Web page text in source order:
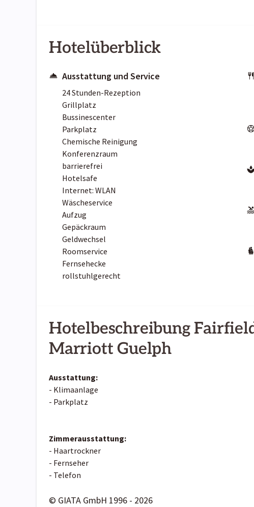
Hotelüberblick
Ausstattung und Service
24 Stunden-Rezeption
Grillplatz
Bussinescenter
Parkplatz
Chemische Reinigung
Konferenzraum
barrierefrei
Hotelsafe
Internet: WLAN
Wäscheservice
Aufzug
Gepäckraum
Geldwechsel
Roomservice
Fernsehecke
rollstuhlgerecht
Hotelbeschreibung
Marriott Guelph
Ausstattung:
- Klimaanlage
- Parkplatz
Zimmerausstattung:
- Haartrockner
- Fernseher
- Telefon
© GIATA GmbH 1996 - 2026